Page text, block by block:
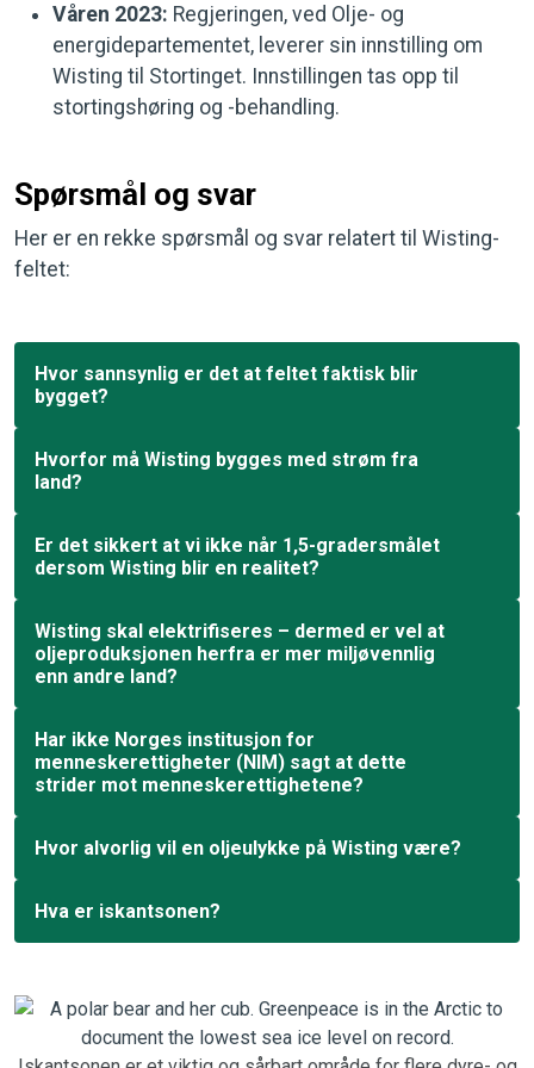
Våren 2023: Regjeringen, ved Olje- og
energidepartementet, leverer sin innstilling om
Wisting til Stortinget. Innstillingen tas opp til
stortingshøring og -behandling.
Spørsmål og svar
Her er en rekke spørsmål og svar relatert til Wisting-
feltet:
Hvor sannsynlig er det at feltet faktisk blir
bygget?
Hvorfor må Wisting bygges med strøm fra
land?
Er det sikkert at vi ikke når 1,5-gradersmålet
dersom Wisting blir en realitet?
Wisting skal elektrifiseres – dermed er vel at
oljeproduksjonen herfra er mer miljøvennlig
enn andre land?
Har ikke Norges institusjon for
menneskerettigheter (NIM) sagt at dette
strider mot menneskerettighetene?
Hvor alvorlig vil en oljeulykke på Wisting være?
Hva er iskantsonen?